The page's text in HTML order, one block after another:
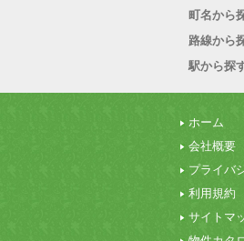
町名から
路線から
駅から探
ホーム
会社概要
プライバ
利用規約
サイトマ